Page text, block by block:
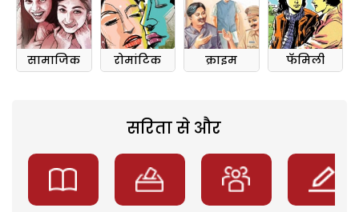
सामाजिक रोमांटिक क्राइम फॅमिली
सरिता से और